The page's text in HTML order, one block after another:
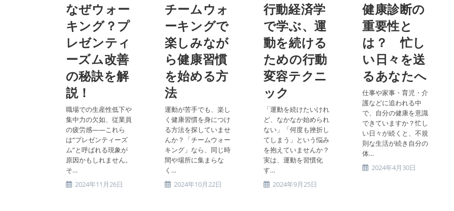
なぜウォー
キング？プ
レゼンティ
ーズム改善
の秘訣を解
説！
職場での生産性低下や
集中力の欠如、従業員
の疲労感――これら
は“プレゼンティーズ
ム”と呼ばれる現象が
原因かもしれません。
そ…
ー:
投 2024年11月26日
チームウォ
ーキングで
楽しみなが
ら健康習慣
を始める方
法
運動が苦手でも、楽し
く健康習慣を身につけ
る方法を探していませ
んか？「チームウォー
キング」なら、同じ時
間や場所に集まらな
く…
ー:
投 2024年10月22日
行動経済学
で学ぶ、運
動を続ける
ための行動
変容テクニ
ック
「運動を続けたいけれ
ど、なかなか始められ
ない」「何度も挫折し
てしまう」という悩み
を抱えていませんか？
実は、運動を習慣化
す…
ー:
投 2024年9月25日
健康診断の
重要性と
は？ 忙し
い日々を送
るあなたへ
仕事や家事・育児・介
護などに追われる中
で、自分の健康を意識
できていますか？忙し
い日々が続くと、不規
則な生活が続き自分の
体…
ー:
投 2024年4月30日